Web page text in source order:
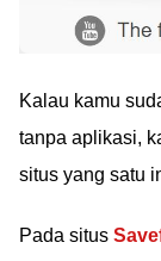
Kalau kamu
tanpa aplikasi,
situs yang satu
Pada situs